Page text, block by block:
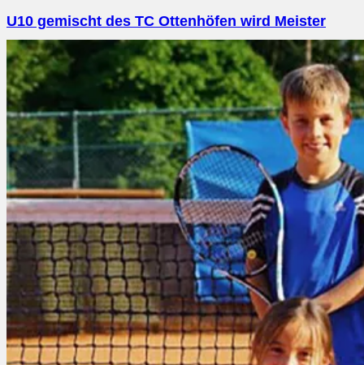
U10 gemischt des TC Ottenhöfen wird Meister